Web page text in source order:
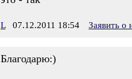
L07.12.2011 18:54 Заявить о
Благодарю:)